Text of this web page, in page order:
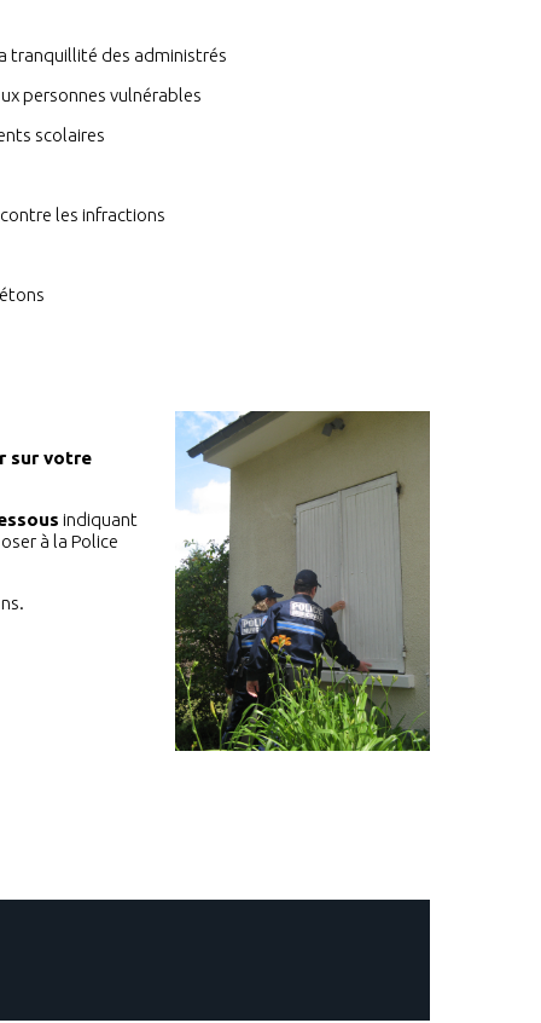
tranquillité des administrés
personnes vulnérables
scolaires
les infractions
sur votre
indiquant
à la Police